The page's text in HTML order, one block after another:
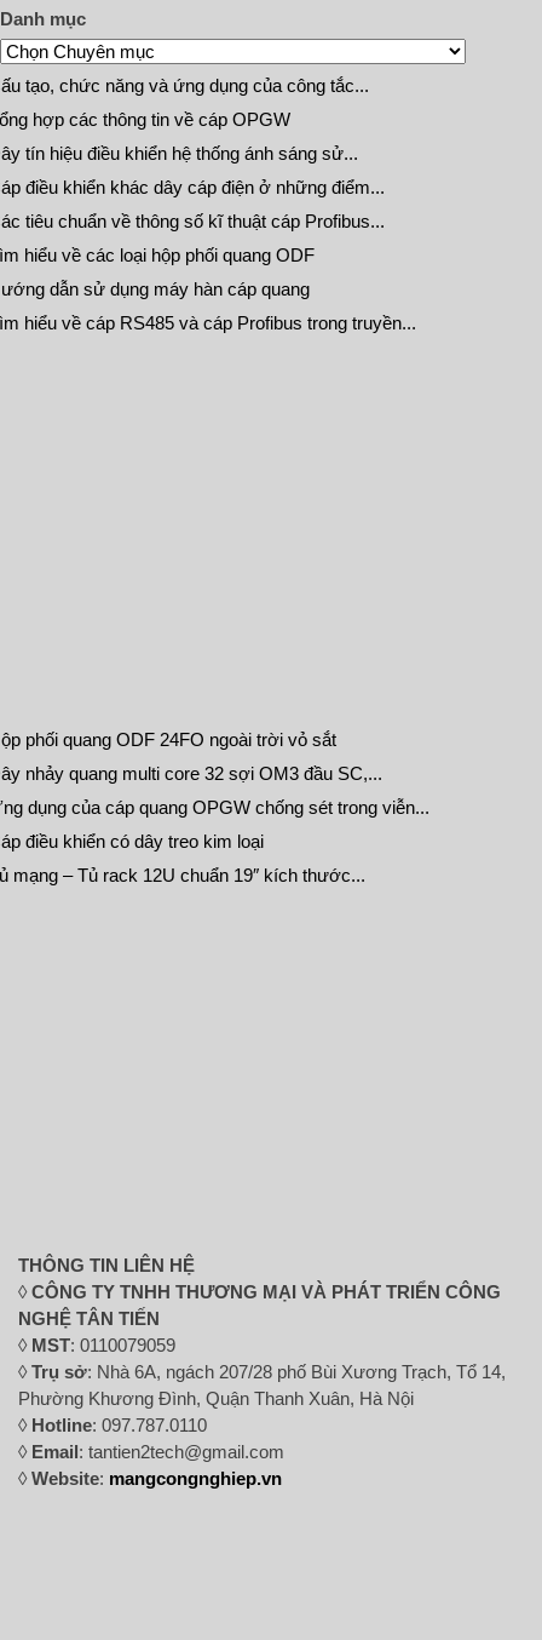
Danh mục
tạo, chức năng và ứng dụng của công tắc...
hợp các thông tin về cáp OPGW
tín hiệu điều khiển hệ thống ánh sáng sử...
điều khiển khác dây cáp điện ở những điểm...
tiêu chuẩn về thông số kĩ thuật cáp Profibus...
hiểu về các loại hộp phối quang ODF
dẫn sử dụng máy hàn cáp quang
hiểu về cáp RS485 và cáp Profibus trong truyền...
phối quang ODF 24FO ngoài trời vỏ sắt
nhảy quang multi core 32 sợi OM3 đầu SC,...
dụng của cáp quang OPGW chống sét trong viễn...
điều khiển có dây treo kim loại
mạng – Tủ rack 12U chuẩn 19″ kích thước...
THÔNG TIN LIÊN HỆ
◊CÔNG TY TNHH THƯƠNG MẠI VÀ PHÁT TRIỂN CÔNG
NGHỆ TÂN TIẾN
◊ MST: 0110079059
◊Trụ sở: Nhà 6A, ngách 207/28 phố Bùi Xương Trạch, Tổ 14,
Phường Khương Đình, Quận Thanh Xuân, Hà Nội
◊ Hotline: 097.787.0110
◊ Email: tantien2tech@gmail.com
◊Website: mangcongnghiep.vn